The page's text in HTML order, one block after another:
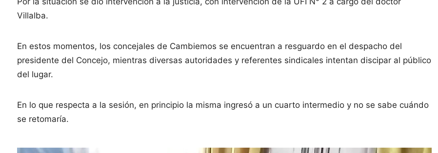
Villalba.
En estos momentos, los concejales de Cambiemos se encuentran a resguardo en el despacho del
presidente del Concejo, mientras diversas autoridades y referentes sindicales intentan discipar al público
del lugar.
En lo que respecta a la sesión, en principio la misma ingresó a un cuarto intermedio y no se sabe cuándo
se retomaría.